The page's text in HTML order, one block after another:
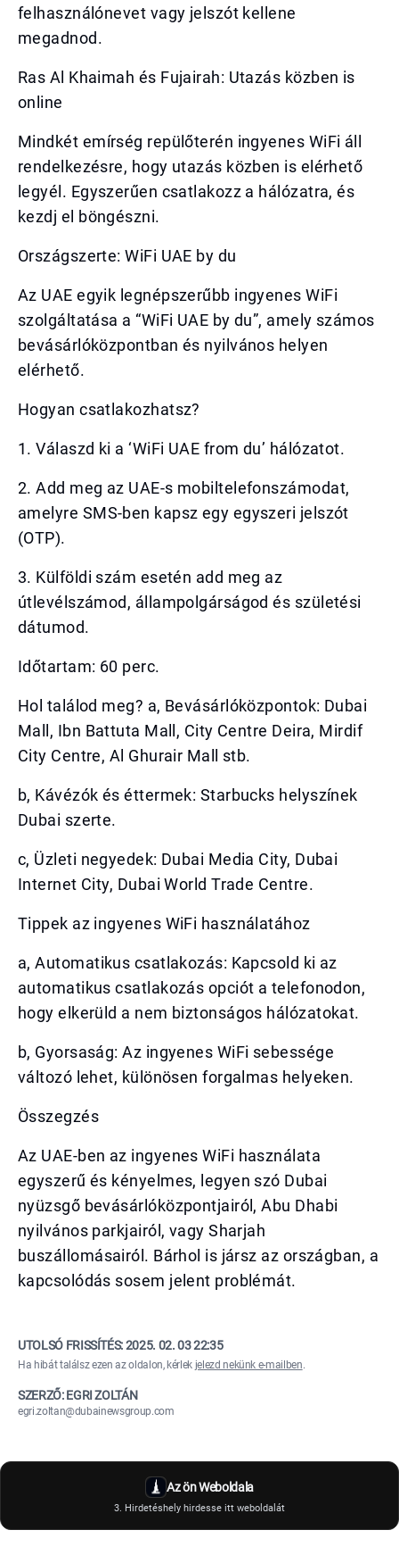
felhasználónevet vagy jelszót kellene
megadnod.
Ras Al Khaimah és Fujairah: Utazás közben is
online
Mindkét emírség repülőterén ingyenes WiFi áll
rendelkezésre, hogy utazás közben is elérhető
legyél. Egyszerűen csatlakozz a hálózatra, és
kezdj el böngészni.
Országszerte: WiFi UAE by du
Az UAE egyik legnépszerűbb ingyenes WiFi
szolgáltatása a “WiFi UAE by du”, amely számos
bevásárlóközpontban és nyilvános helyen
elérhető.
Hogyan csatlakozhatsz?
1. Válaszd ki a ‘WiFi UAE from du’ hálózatot.
2. Add meg az UAE-s mobiltelefonszámodat,
amelyre SMS-ben kapsz egy egyszeri jelszót
(OTP).
3. Külföldi szám esetén add meg az
útlevélszámod, állampolgárságod és születési
dátumod.
Időtartam: 60 perc.
Hol találod meg? a, Bevásárlóközpontok: Dubai
Mall, Ibn Battuta Mall, City Centre Deira, Mirdif
City Centre, Al Ghurair Mall stb.
b, Kávézók és éttermek: Starbucks helyszínek
Dubai szerte.
c, Üzleti negyedek: Dubai Media City, Dubai
Internet City, Dubai World Trade Centre.
Tippek az ingyenes WiFi használatához
a, Automatikus csatlakozás: Kapcsold ki az
automatikus csatlakozás opciót a telefonodon,
hogy elkerüld a nem biztonságos hálózatokat.
b, Gyorsaság: Az ingyenes WiFi sebessége
változó lehet, különösen forgalmas helyeken.
Összegzés
Az UAE-ben az ingyenes WiFi használata
egyszerű és kényelmes, legyen szó Dubai
nyüzsgő bevásárlóközpontjairól, Abu Dhabi
nyilvános parkjairól, vagy Sharjah
buszállomásairól. Bárhol is jársz az országban, a
kapcsolódás sosem jelent problémát.
UTOLSÓ FRISSÍTÉS:2025. 02. 03 22:35
Ha hibát találsz ezen az oldalon, kérlek jelezd nekünk e-mailben.
SZERZŐ: EGRI ZOLTÁN
egri.zoltan@dubainewsgroup.com
Az ön Weboldala
3. Hirdetéshely hirdesse itt weboldalát